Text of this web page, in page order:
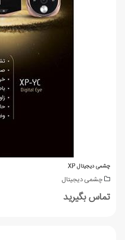
چشمی دیجیتال XP
چشمی دیجیتال
تماس بگیرید